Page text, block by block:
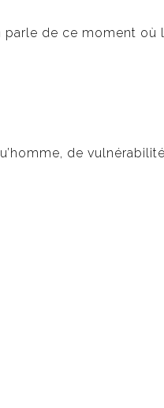
parle de ce moment où
de